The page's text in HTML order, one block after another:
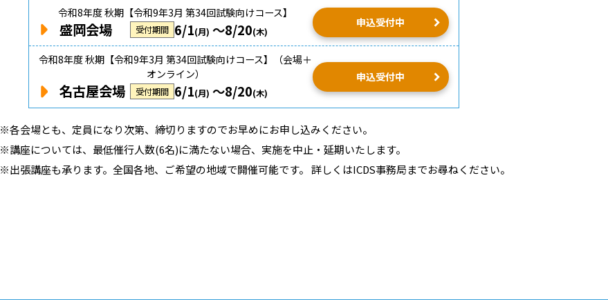
令和8年度 秋期【令和9年3月 第34回試験向けコース】
盛岡会場 受付期間 6/1(月) ～8/20(木)
申込受付中
令和8年度 秋期【令和9年3月 第34回試験向けコース】（会場＋
オンライン）
名古屋会場 受付期間 6/1(月) ～8/20(木)
申込受付中
※各会場とも、定員になり次第、締切りますのでお早めにお申し込みください。
※講座については、最低催行人数(6名)に満たない場合、実施を中止・延期いたします。
※出張講座も承ります。全国各地、ご希望の地域で開催可能です。 詳しくはICDS事務局までお尋ねください。